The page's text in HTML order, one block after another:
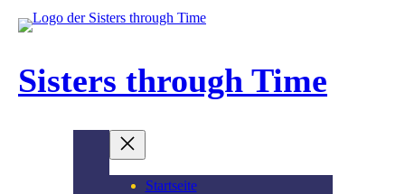
Inhalt
Sisters through Time
Startseite